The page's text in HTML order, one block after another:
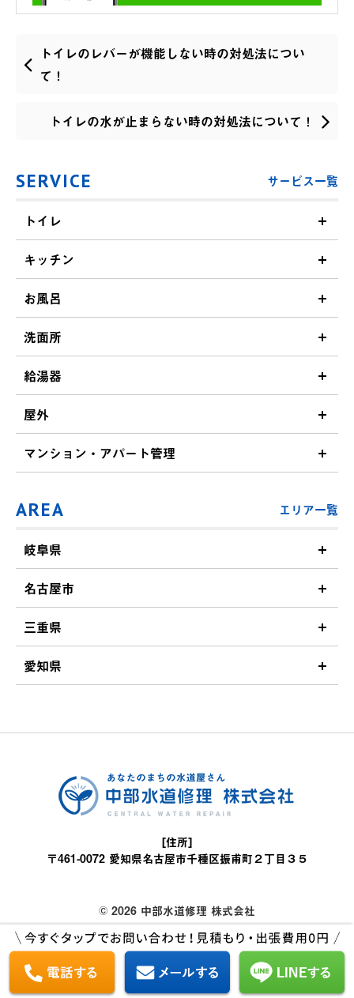
トイレのレバーが機能しない時の対処法につい
て！
トイレの水が止まらない時の対処法について！
SERVICE サービス一覧
トイレ
キッチン
お風呂
洗面所
給湯器
屋外
マンション・アパート管理
AREA エリア一覧
岐阜県
名古屋市
三重県
愛知県
[住所]
〒461-0072 愛知県名古屋市千種区振甫町２丁目３５
© 2026 中部水道修理 株式会社